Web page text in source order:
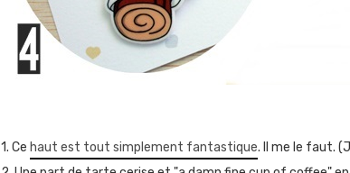
1. Ce haut est tout simplement fantastique. Il me le faut.